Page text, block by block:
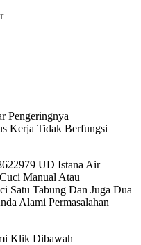
Pengeringnya
Kerja Tidak Berfungsi
UD Istana Air
Manual Atau
Satu Tabung Dan Juga Dua
Alami Permasalahan
Klik Dibawah